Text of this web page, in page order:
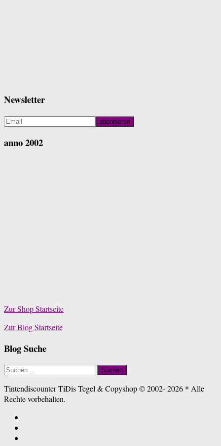
Newsletter
anno 2002
Zur Shop Startseite
Zur Blog Startseite
Blog Suche
Suchen
Tintendiscounter TiDis Tegel & Copyshop © 2002- 2026 * Alle
Rechte vorbehalten.